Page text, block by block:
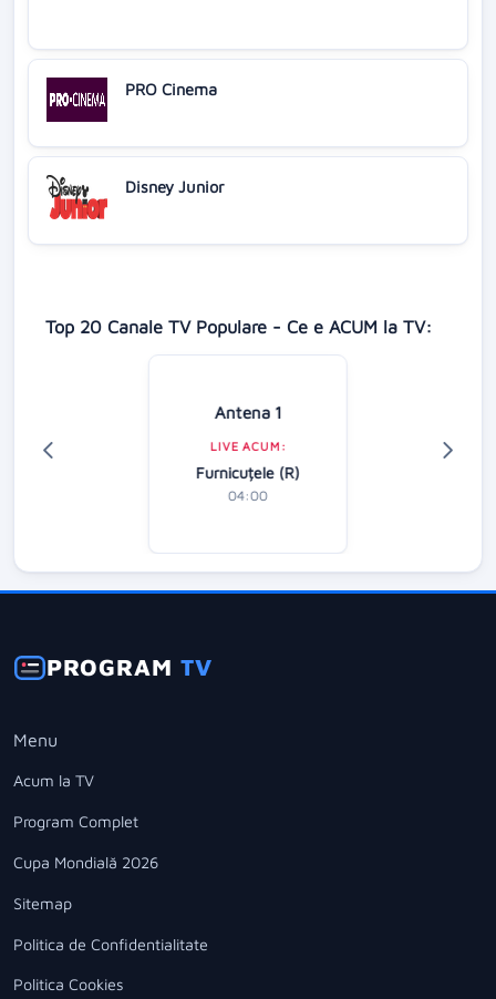
PRO Cinema
Disney Junior
Top 20 Canale TV Populare - Ce e ACUM la TV:
Antena 1
LIVE ACUM:
Furnicuțele (R)
04:00
PROGRAMTV
Menu
Acum la TV
Program Complet
Cupa Mondială 2026
Sitemap
Politica de Confidentialitate
Politica Cookies